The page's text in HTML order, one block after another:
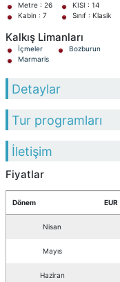
Metre : 26
Kabin : 7
KISI : 14
Sınıf : Klasik
Kalkış Limanları
İçmeler
Marmaris
Bozburun
Detaylar
Tur programları
İletişim
Fiyatlar
Dönem EUR
Nisan
Mayıs
Haziran